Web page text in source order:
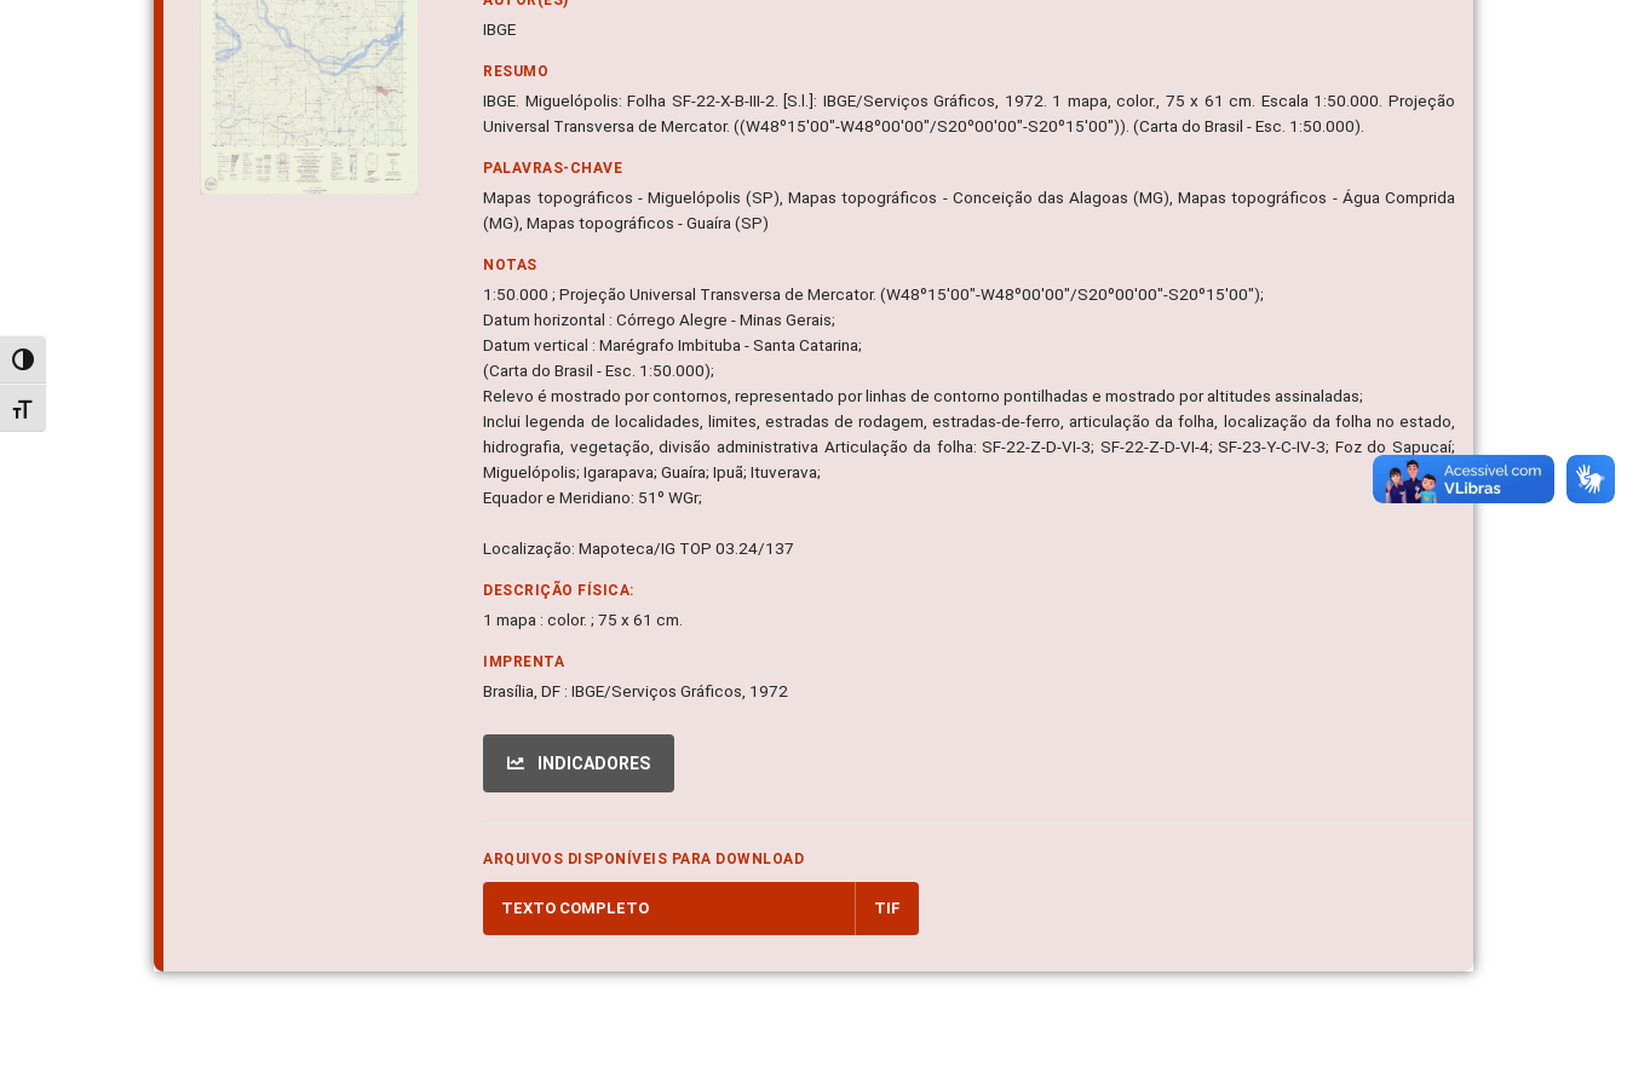
Alternar alto contraste
Alternar tamanho da fonte
IBGE
RESUMO
IBGE. Miguelópolis: Folha SF-22-X-B-III-2. [S.l.]: IBGE/Serviços Gráficos, 1972. 1 mapa, color., 75 x 61 cm. Escala 1:50.000. Projeção
Universal Transversa de Mercator. ((W48º15'00"-W48º00'00"/S20º00'00"-S20º15'00")). (Carta do Brasil - Esc. 1:50.000).
PALAVRAS-CHAVE
Mapas topográficos - Miguelópolis (SP), Mapas topográficos - Conceição das Alagoas (MG), Mapas topográficos - Água Comprida
(MG), Mapas topográficos - Guaíra (SP)
NOTAS
1:50.000 ; Projeção Universal Transversa de Mercator. (W48º15'00"-W48º00'00"/S20º00'00"-S20º15'00");
Datum horizontal : Córrego Alegre - Minas Gerais;
Datum vertical : Marégrafo Imbituba - Santa Catarina;
(Carta do Brasil - Esc. 1:50.000);
Relevo é mostrado por contornos, representado por linhas de contorno pontilhadas e mostrado por altitudes assinaladas;
Inclui legenda de localidades, limites, estradas de rodagem, estradas-de-ferro, articulação da folha, localização da folha no estado,
hidrografia, vegetação, divisão administrativa Articulação da folha: SF-22-Z-D-VI-3; SF-22-Z-D-VI-4; SF-23-Y-C-IV-3; Foz do Sapucaí;
Miguelópolis; Igarapava; Guaíra; Ipuã; Ituverava;
Equador e Meridiano: 51º WGr;
Localização: Mapoteca/IG TOP 03.24/137
DESCRIÇÃO FÍSICA:
1 mapa : color. ; 75 x 61 cm.
IMPRENTA
Brasília, DF : IBGE/Serviços Gráficos, 1972
INDICADORES
ARQUIVOS DISPONÍVEIS PARA DOWNLOAD
TEXTO COMPLETO TIF